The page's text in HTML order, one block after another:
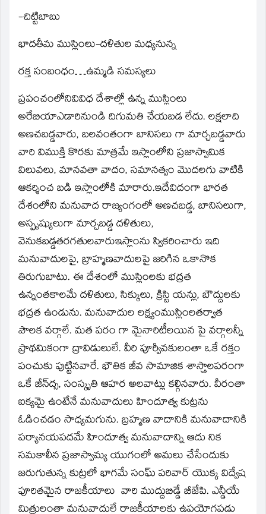
-చిట్టిబాబు
భాదతీమ ముస్లింలు-దళితుల మధ్యనున్న
రక్త సంబంధం…ఉమ్మడి సమస్యలు
ప్రపంచంలోనివివిధ దేశాల్లో ఉన్న ముస్లింలు
అరేబియాఎడారినుండి దిగుమతి చేయబడ లేదు. లక్షలాది
అణచబడ్డవారు, బలవంతంగా బానిసలు గా మార్చబడ్డవారు
వారి విముక్తి కొరకు మాత్రమే ఇస్లాంలోని ప్రజాస్వామిక
విలువలు, మానవతా వాదం, సమానత్వం మొదలగు వాటికి
ఆకర్శించ బడి ఇస్లాంలోకి మారారు.ఇదేవిదంగా భారత
దేశంలోని మనువాద రాజ్యంగంలో అణచబడ్డ, బానిసలుగా,
అస్పృష్యులుగా మార్చబడ్డ దళితులు,
వెనుకబడ్డతరగతులవారుఇస్లాంను స్వికరించారు ఇది
మనువాదులపై, బ్రాహ్మణవాదులపై జరిగిన ఒకానొక
తిరుగుబాటు. ఈ దేశంలో ముస్లింలకు భద్రత
ఉన్నంతకాలమే దళితులు, సిక్కులు, క్రిస్టి యన్లు, బౌద్దులకు
భద్రత ఉండును. మనువాదుల లక్ష్యంముస్లింలతర్వాత
పౌలక వర్గాలే. మత పరం గా మైనారిటీలయిన పై వర్గాలన్నీ
ప్రాథమికంగా ద్రావిడులులే. వీరి పూర్వీవకులంతా ఒకే రక్తం
పంచుకు పుట్టినవారే. భౌతిక జీవ సామాజిక శాస్త్రాలపరంగా
ఒకే జీన్‌ద్స, సంస్కృతి ఆహర అలవాట్లు కల్గినవారు. వీరంతా
ఐక్యమై ఉంటేనే మనువాదులు హిందూత్వ కుట్రను
ఓడించడం సాధ్యమగును. బ్రహ్మణ వాదానికి మనువాదానికి
పర్యానయపదమే హిందూత్వ మనువాదాన్ని ఆదు నిక
సమకాలీన ప్రజాస్వామ్య యుగంలో అమలు చేసేందుకు
జరుగుతున్న కుట్రలో భాగమే సంఘ్‌ పరివార్‌ యొక్క విద్వేష
పూరితమైన రాజకీయాలు వారి ముద్దుబిడ్డే బీజేపి. ఎన్డీయే
మిత్రులంతా మనువాదులే రాజకీయాలకు ఉపయోగపడు